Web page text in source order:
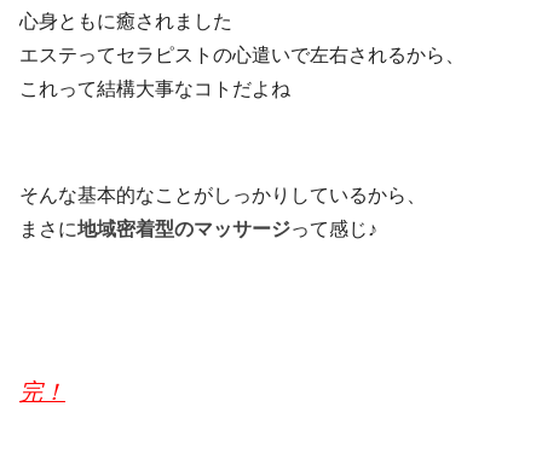
心身ともに癒されました
エステってセラピストの心遣いで左右されるから、
これって結構大事なコトだよね
そんな基本的なことがしっかりしているから、
まさに地域密着型のマッサージって感じ♪
完！